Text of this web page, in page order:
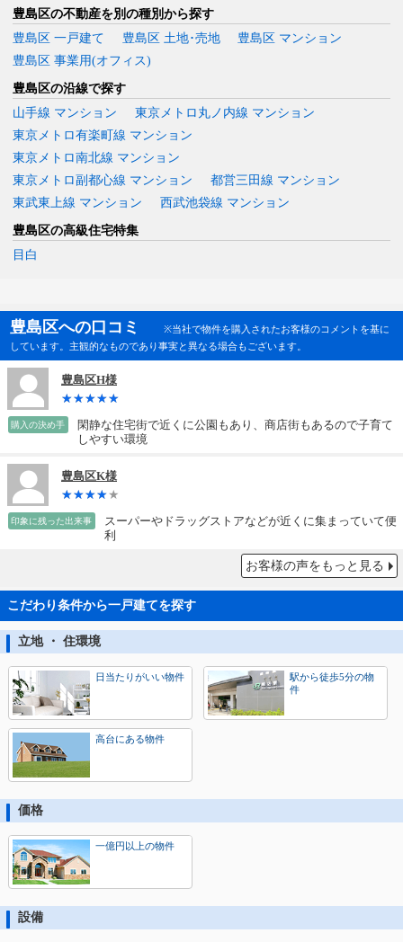
豊島区の不動産を別の種別から探す
豊島区 一戸建て
豊島区 土地･売地
豊島区 マンション
豊島区 事業用(オフィス)
豊島区の沿線で探す
山手線 マンション
東京メトロ丸ノ内線 マンション
東京メトロ有楽町線 マンション
東京メトロ南北線 マンション
東京メトロ副都心線 マンション
都営三田線 マンション
東武東上線 マンション
西武池袋線 マンション
豊島区の高級住宅特集
目白
豊島区への口コミ
※当社で物件を購入されたお客様のコメントを基に
しています。主観的なものであり事実と異なる場合もございます。
豊島区H様
購入の決め手
閑静な住宅街で近くに公園もあり、商店街もあるので子育て
しやすい環境
豊島区K様
印象に残った出来事
スーパーやドラッグストアなどが近くに集まっていて便
利
お客様の声をもっと見る
こだわり条件から一戸建てを探す
立地 ・ 住環境
日当たりがいい物件
駅から徒歩5分の物
件
高台にある物件
価格
一億円以上の物件
設備